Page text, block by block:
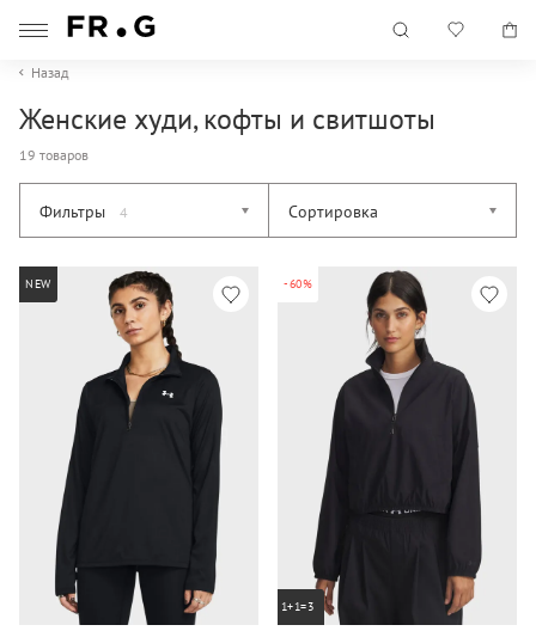
Назад
Женские худи, кофты и свитшоты
19 товаров
Фильтры 4 Сортировка
NEW -60%
1+1=3